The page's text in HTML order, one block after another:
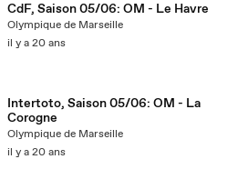
CdF, Saison 05/06: OM - Le Havre
Olympique de Marseille
il y a 20 ans
Intertoto, Saison 05/06: OM - La
Corogne
Olympique de Marseille
il y a 20 ans